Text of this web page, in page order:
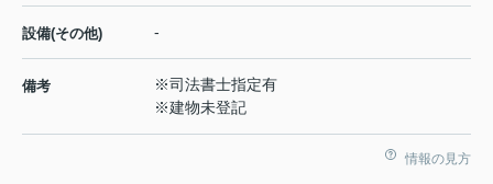
設備(その他) -
備考
※司法書士指定有
※建物未登記
情報の見方